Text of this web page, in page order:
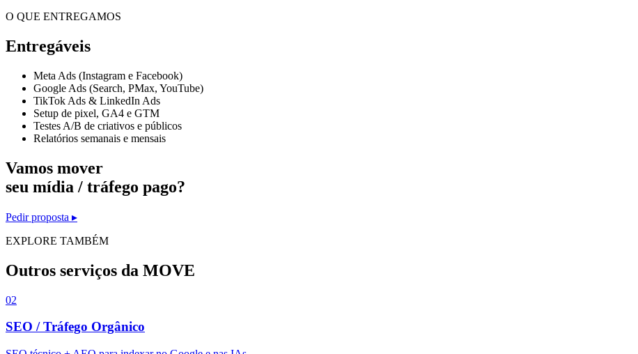
O QUE ENTREGAMOS
Entregáveis
Meta Ads (Instagram e Facebook)
Google Ads (Search, PMax, YouTube)
TikTok Ads & LinkedIn Ads
Setup de pixel, GA4 e GTM
Testes A/B de criativos e públicos
Relatórios semanais e mensais
Vamos mover
seu mídia / tráfego pago?
Pedir proposta ▸
EXPLORE TAMBÉM
Outros serviços da MOVE
02
SEO / Tráfego Orgânico